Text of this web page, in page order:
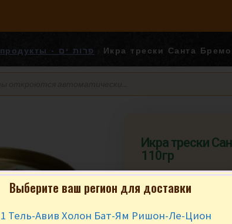
Морепродукты - פרות ים Икра трески Санта
Икра трески
110гр
₪18.90
Вес в упаковке
Выберите ваш регион для доставки
1 Тель-Авив Холон Бат-Ям Ришон-Ле-Цион